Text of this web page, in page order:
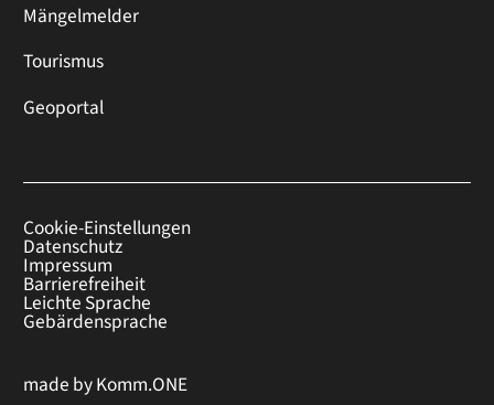
Mängelmelder
Tourismus
Geoportal
Cookie-Einstellungen
Datenschutz
Impressum
Barrierefreiheit
Leichte Sprache
Gebärdensprache
made byKomm.ONE